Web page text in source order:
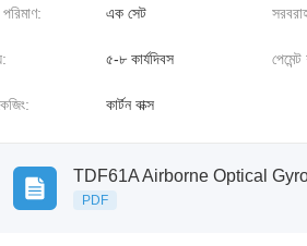
এক সেট
৫-৮ কার্যদিবস
কার্টন বাক্স
TDF61A Airborne Optical
PDF